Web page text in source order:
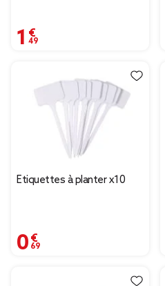
1,49 €
Étiquettes à planter x10
0,69 €